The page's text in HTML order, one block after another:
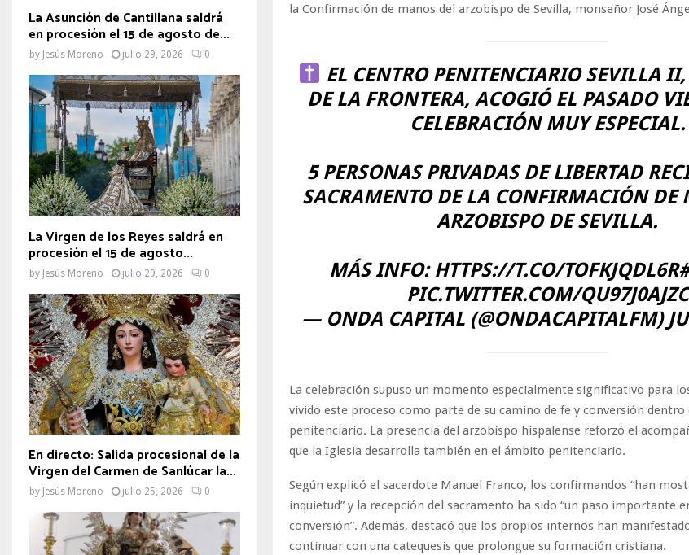
la Confirmación de manos del arzobispo de Sevilla, monseñor José
EL CENTRO PENITENCIARIO SEVILLA
DE LA FRONTERA, ACOGIÓ EL PASADO
CELEBRACIÓN MUY ESPECIAL.
5 PERSONAS PRIVADAS DE LIBERTAD
SACRAMENTO DE LA CONFIRMACIÓN DE
ARZOBISPO DE SEVILLA.
MÁS INFO: HTTPS://T.CO/TOFKJQDL6R
PIC.TWITTER.COM/QU97J0AJZC
— ONDA CAPITAL (@ONDACAPITALFM)
La celebración supuso un momento especialmente significativo para
vivido este proceso como parte de su camino de fe y conversión dentro
penitenciario. La presencia del arzobispo hispalense reforzó el
que la Iglesia desarrolla también en el ámbito penitenciario.
Según explicó el sacerdote Manuel Franco, los confirmandos “han
inquietud” y la recepción del sacramento ha sido “un paso importante
conversión”. Además, destacó que los propios internos han
continuar con una catequesis que prolongue su formación cristiana.
La Asunción de Cantillana saldrá
en procesión el 15 de agosto de...
by Jesús Moreno julio 29, 2026 0
La Virgen de los Reyes saldrá en
procesión el 15 de agosto...
by Jesús Moreno julio 29, 2026 0
En directo: Salida procesional de la
Virgen del Carmen de Sanlúcar la...
by Jesús Moreno julio 25, 2026 0